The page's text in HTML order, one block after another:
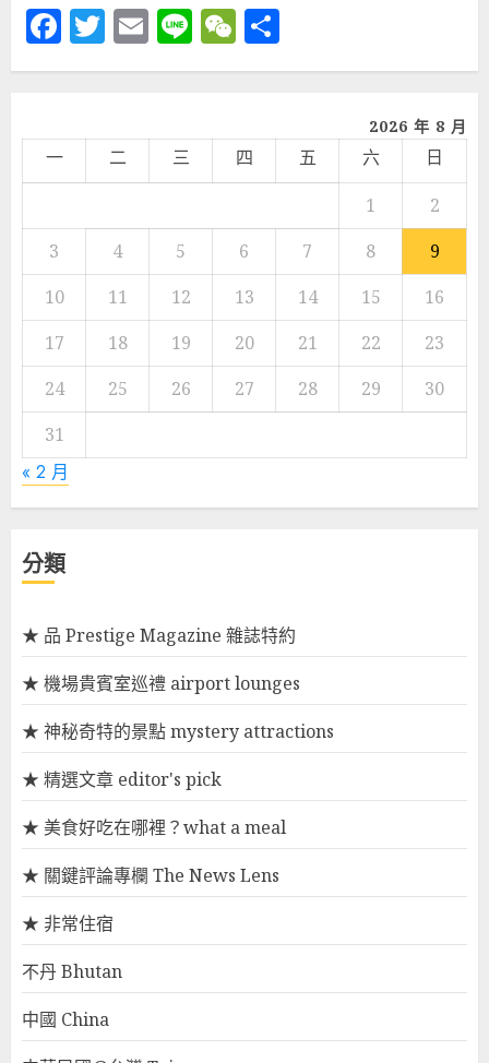
Facebook
Twitter
Email
LineWeChat
享
2026 年 8 月
一 二 三 四 五 六
日
1
2
3
4 5 6 7 8
9
10
11 12 13 14 15
16
17
18 19 20 21 22
23
24
25 26 27 28 29
30
31
« 2 月
分類
★ 品 Prestige Magazine 雜誌特約
★ 機場貴賓室巡禮 airport lounges
★ 神秘奇特的景點 mystery attractions
★ 精選文章 editor's pick
★ 美食好吃在哪裡？what a meal
★ 關鍵評論專欄 The News Lens
★ 非常住宿
不丹 Bhutan
中國 China